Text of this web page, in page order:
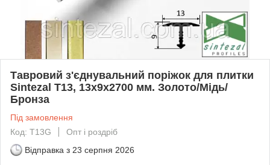
Тавровий з'єднувальний поріжок для плитки
Sintezal T13, 13x9x2700 мм. Золото/Мідь/
Бронза
Під замовлення
Код: T13G
Опт і роздріб
Відправка з 23 серпня 2026